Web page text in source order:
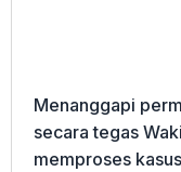
Menanggapi
secara tegas
memproses